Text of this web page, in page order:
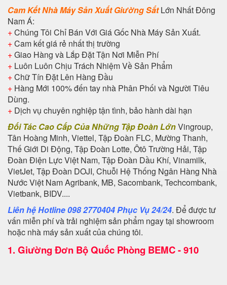
Cam Kết Nhà Máy Sản Xuất Giường SắtLớn Nhất Đông
Nam Á:
+Chúng Tôi Chỉ Bán Với Giá Gốc Nhà Máy Sản Xuất.
+Cam kết giá rẻ nhất thị trường
+Giao Hàng và Lắp Đặt Tận Nơi Miễn Phí
+ Luôn Luôn Chịu Trách Nhiệm Về Sản Phẩm
+Chữ Tín Đặt Lên Hàng Đầu
+ Hàng Mới 100% đến tay nhà Phân Phối và Người Tiêu
Dùng.
+ Dịch vụ chuyên nghiệp tận tình, bảo hành dài hạn
Đối Tác Cao Cấp Của Những Tập Đoàn LớnVingroup,
Tân Hoàng Minh, Viettel, Tập Đoàn FLC, Mường Thanh,
Thế Giới Di Động, Tập Đoàn Lotte, Ôtô Trường Hải, Tập
Đoàn Điện Lực Việt Nam, Tập Đoàn Dầu Khí, Vinamilk,
VietJet, Tập Đoàn DOJI, Chuỗi Hệ Thống Ngân Hàng Nhà
Nước Việt Nam Agribank, MB, Sacombank, Techcombank,
Vietbank, BIDV....
Liên hệ Hotline 098 2770404 Phục Vụ 24/24. Để được tư
vấn miễn phí và trải nghiệm sản phẩm ngay tại showroom
hoặc nhà máy sản xuất của chúng tôi.
1. Giường Đơn Bộ Quốc Phòng BEMC - 910